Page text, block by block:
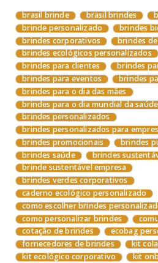
brasil brinde brasil brindes
brinde personalizado
brindes
brindes corporativos
brindes
brindes ecológicos personalizados
brindes para clientes
brindes
brindes para eventos
brindes
brindes para o dia das mães
brindes para o dia mundial da saúde
brindes personalizados
brindes personalizados para
brindes promocionais
brindes
brindes saúde
brindes
brinde sustentável empresa
brindes verdes corporativos
caderno ecológico personalizado
como escolher brindes
como personalizar brindes
cotação de brindes
ecobag
fornecedores de brindes
kit
kit ecológico corporativo
kit